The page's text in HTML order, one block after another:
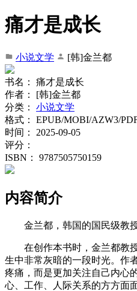
痛才是成长
小说文学 [韩]金兰都
书名：
痛才是成长
作者：
[韩]金兰都
分类：
小说文学
格式：
EPUB/MOBI/AZW3/
时间：
2025-09-05
评分：
ISBN：
9787505750159
内容简介
金兰都，韩国的国民级教
在创作本书时，金兰都教
生中非常灰暗的一段时光。作
疼痛，而是更加关注自己内心
心、工作、人际关系的方方面